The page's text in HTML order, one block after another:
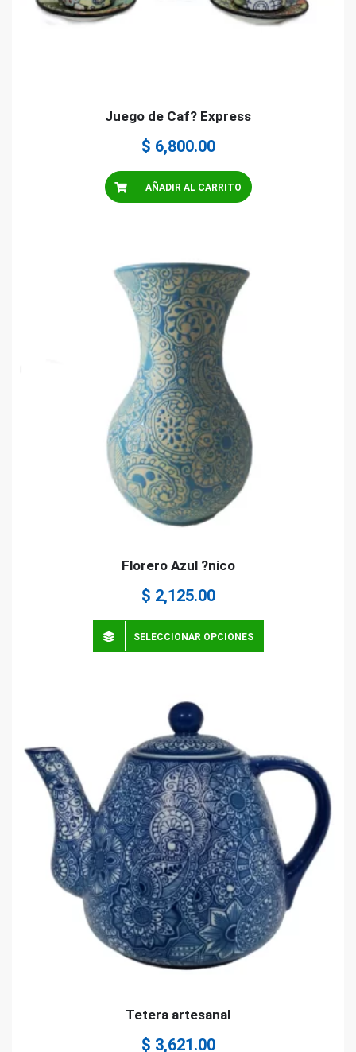
Juego de Caf? Express
$ 6,800.00
AÑADIR AL CARRITO
Florero Azul ?nico
$ 2,125.00
SELECCIONAR OPCIONES
Tetera artesanal
$ 3,621.00